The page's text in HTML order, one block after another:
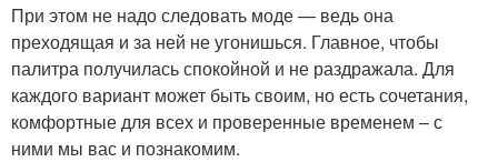
При этом не надо следовать моде — ведь она
преходящая и за ней не угонишься. Главное, чтобы
палитра получилась спокойной и не раздражала. Для
каждого вариант может быть своим, но есть сочетания,
комфортные для всех и проверенные временем – с
ними мы вас и познакомим.